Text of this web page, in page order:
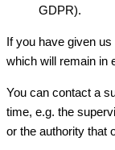
GDPR).
If you have given
which will remain in
You can contact a
time, e.g. the
or the authority that